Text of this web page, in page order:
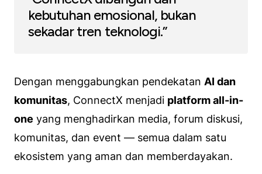
kebutuhan emosional, bukan
sekadar tren teknologi.”
Dengan menggabungkan pendekatan AI dan
komunitas, ConnectX menjadi platform all-in-
one yang menghadirkan media, forum diskusi,
komunitas, dan event — semua dalam satu
ekosistem yang aman dan memberdayakan.